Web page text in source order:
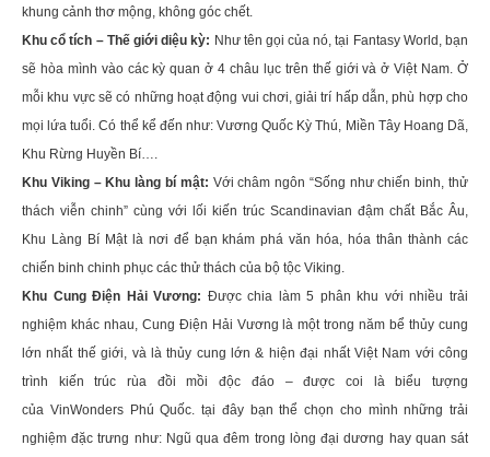
khung cảnh thơ mộng, không góc chết.
Khu cổ tích – Thế giới diệu kỳ: Như tên gọi của nó, tại Fantasy World, bạn
sẽ hòa mình vào các kỳ quan ở 4 châu lục trên thế giới và ở Việt Nam. Ở
mỗi khu vực sẽ có những hoạt động vui chơi, giải trí hấp dẫn, phù hợp cho
mọi lứa tuổi. Có thể kể đến như: Vương Quốc Kỳ Thú, Miền Tây Hoang Dã,
Khu Rừng Huyền Bí….
Khu Viking – Khu làng bí mật: Với châm ngôn “Sống như chiến binh, thử
thách viễn chinh” cùng với lối kiến trúc Scandinavian đậm chất Bắc Âu,
Khu Làng Bí Mật là nơi để bạn khám phá văn hóa, hóa thân thành các
chiến binh chinh phục các thử thách của bộ tộc Viking.
Khu Cung Điện Hải Vương: Được chia làm 5 phân khu với nhiều trải
nghiệm khác nhau, Cung Điện Hải Vương là một trong năm bể thủy cung
lớn nhất thế giới, và là thủy cung lớn & hiện đại nhất Việt Nam với công
trình kiến trúc rùa đồi mồi độc đáo – được coi là biểu tượng
của VinWonders Phú Quốc. tại đây bạn thể chọn cho mình những trải
nghiệm đặc trưng như: Ngũ qua đêm trong lòng đại dương hay quan sát